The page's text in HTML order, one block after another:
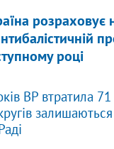
розраховує
році
ВР втратила